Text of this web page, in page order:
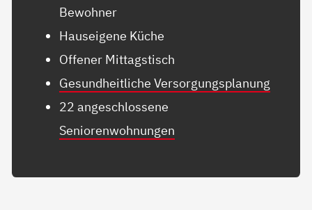
Bewohner
Hauseigene Küche
Offener Mittagstisch
Gesundheitliche Versorgungsplanung
22 angeschlossene
Seniorenwohnungen